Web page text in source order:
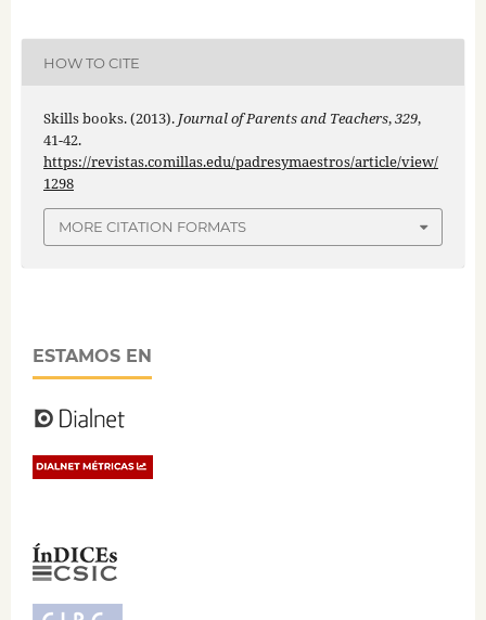
HOW TO CITE
Skills books. (2013). Journal of Parents and Teachers,329,
41-42.
https://revistas.comillas.edu/padresymaestros/article/view/
1298
MORE CITATION FORMATS
ESTAMOS EN